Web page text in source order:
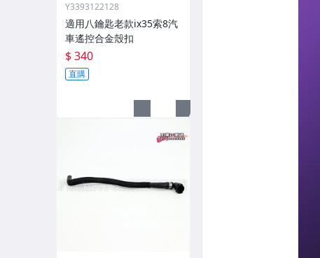
Y3393122128
適用八鑰匙老款ix35索8汽
車遙控合金殼扣
$ 340
直購